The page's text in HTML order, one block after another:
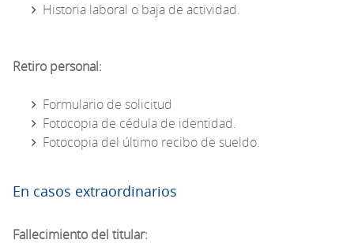
Historia laboral o baja de actividad.
Retiro personal:
Formulario de solicitud
Fotocopia de cédula de identidad.
Fotocopia del último recibo de sueldo.
En casos extraordinarios
Fallecimiento del titular: